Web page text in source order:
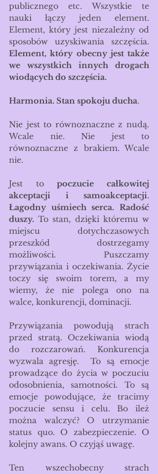
publicznego etc. Wszystkie te
nauki łączy jeden element.
Element, który jest niezależny od
Element, który obecny jest także
we wszystkich innych drogach
wiodących do szczęścia.
Harmonia. Stan spokoju ducha.
Nie jest to równoznaczne z nudą.
Wcale nie. Nie jest to
równoznaczne z brakiem. Wcale
nie.
Jest to poczucie całkowitej
akceptacji i samoakceptacji
Łagodny uśmiech serca. Radość
duszy. To stan, dzięki któremu w
miejscu dotychczasowych
przeszkód dostrzegamy
możliwości. Puszczamy
przywiązania i oczekiwania. Życie
toczy się swoim torem, a my
wiemy, że nie polega ono na
walce, konkurencji, dominacji.
Przywiązania powodują strach
przed stratą. Oczekiwania wiodą
do rozczarowań. Konkurencja
wyzwala agresję.  To są emocje
prowadzące do życia w poczuciu
odosobnienia, samotności. To są
emocje powodujące, że tracimy
poczucie sensu i celu. Bo ileż
można walczyć? O utrzymanie
status quo. O zabezpieczenie. O
kolejny awans. O czyjąś uwagę.
Ten wszechobecny strach